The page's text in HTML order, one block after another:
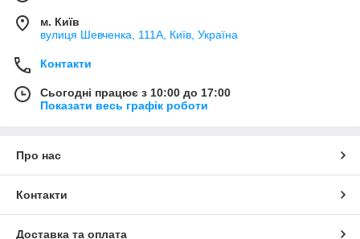
м. Київ
вулиця Шевченка, 111A, Київ, Україна
Контакти
Сьогодні працює з 10:00 до 17:00
Показати весь графік роботи
Про нас
Контакти
Доставка та оплата